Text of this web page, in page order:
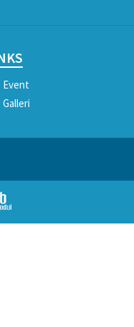
Event
Galleri